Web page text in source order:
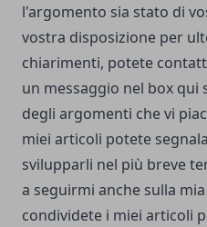
l'argomento sia stato di
vostra disposizione per
chiarimenti, potete
un messaggio nel box qui
degli argomenti che vi
miei articoli potete
svilupparli nel più breve
a seguirmi anche sulla
condividete i miei articoli